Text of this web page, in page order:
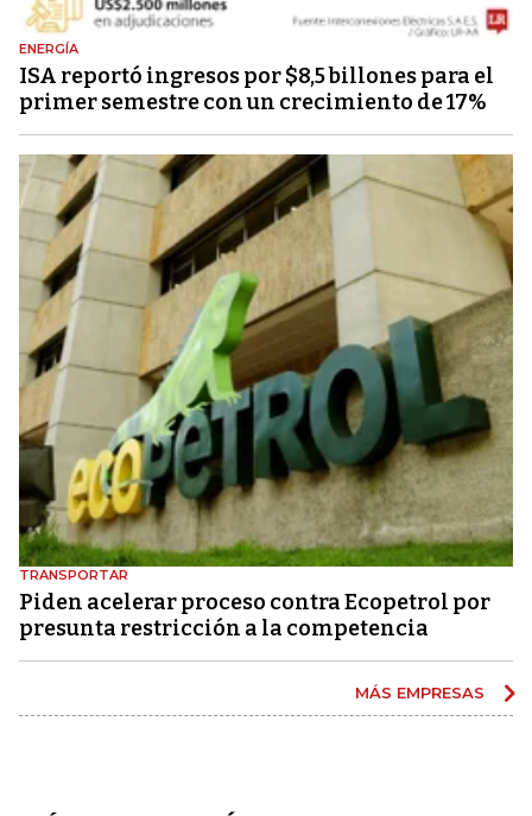
ENERGÍA
ISA reportó ingresos por $8,5 billones para el
primer semestre con un crecimiento de 17%
TRANSPORTAR
Piden acelerar proceso contra Ecopetrol por
presunta restricción a la competencia
MÁS EMPRESAS